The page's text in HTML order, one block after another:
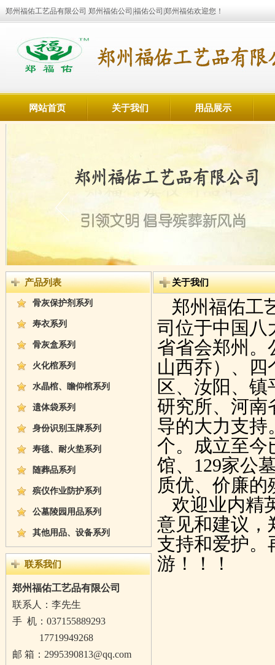
郑州福佑工艺品有限公司 郑州福佑公司|福佑公司|郑州福佑欢迎您！
网站首页 关于我们 用品展示
产品列表
骨灰保护剂系列
寿衣系列
骨灰盒系列
火化棺系列
水晶棺、瞻仰棺系列
遗体袋系列
身份识别玉牌系列
寿毯、耐火垫系列
随葬品系列
殡仪作业防护系列
公墓陵园用品系列
其他用品、设备系列
联系我们
郑州福佑工艺品有限公司
联系人：李先生
手 机： 037155889293
17719949268
邮 箱：2995390813@qq.com
关于我们
郑州福佑工
司位于中国八
省省会郑州。
山西乔）、四
区、汝阳、
研究所、河南
导的大力支持
个。成立至今
馆、129家公
质优、价廉
欢迎业内精
意见和建议，
支持和爱护。
游！！！